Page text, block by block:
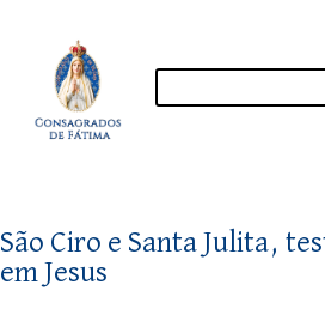
São Ciro e Santa Julita,
em Jesus